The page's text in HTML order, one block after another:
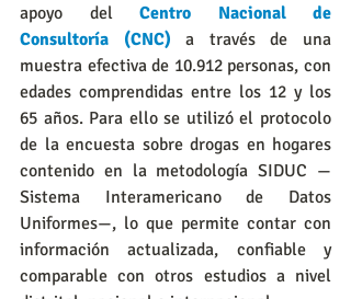
apoyo del Centro Nacional de
Consultoría (CNC) a través de una
muestra efectiva de 10.912 personas, con
edades comprendidas entre los 12 y los
65 años. Para ello se utilizó el protocolo
de la encuesta sobre drogas en hogares
contenido en la metodología SIDUC —
Sistema Interamericano de Datos
Uniformes—, lo que permite contar con
información actualizada, confiable y
comparable con otros estudios a nivel